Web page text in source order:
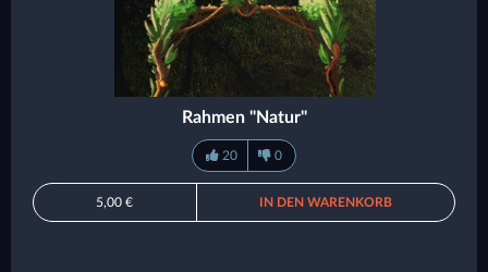
Rahmen "Natur"
20 0
5,00 € IN DEN WARENKORB